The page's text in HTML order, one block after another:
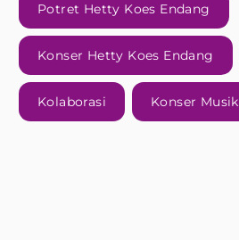
Potret Hetty Koes Endang
Konser Hetty Koes Endang
Kolaborasi Konser Musik